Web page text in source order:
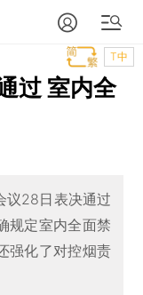
T中
过 室内全
议28日表决通过
规定室内全面禁
强化了对控烟责